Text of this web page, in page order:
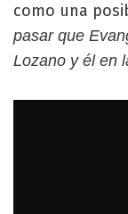
como una
pasar que
Lozano y él en